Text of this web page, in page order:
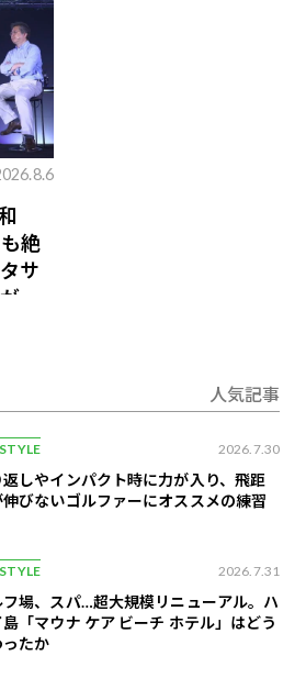
絶
サ
語
人気記事
2026.7.30
しやインパクト時に力が入り、飛距
伸びないゴルファーにオススメの練習
2026.7.31
フ場、スパ…超大規模リニューアル。ハ
島「マウナ ケア ビーチ ホテル」はどう
たか